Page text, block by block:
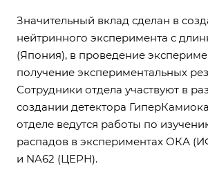
Значительный вклад сделан в
нейтринного эксперимента с
(Япония), в проведение
получение экспериментальных
Сотрудники отдела участвуют в
создании детектора
отделе ведутся работы по
распадов в экспериментах ОКА
и NA62 (ЦЕРН).